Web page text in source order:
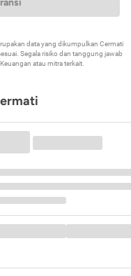
data yang dikumpulkan Cermati
Segala risiko dan tanggung jawab
atau mitra terkait.